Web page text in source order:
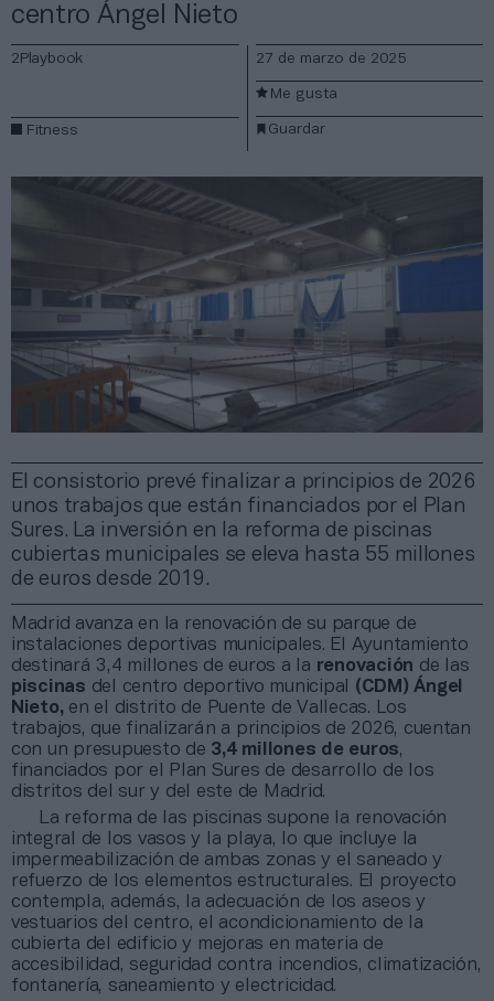
centro Ángel Nieto
El consistorio prevé finalizar a principios de 2026
unos trabajos que están financiados por el Plan
Sures. La inversión en la reforma de piscinas
cubiertas municipales se eleva hasta 55 millones
de euros desde 2019.
2Playbook
Fitness
27 de marzo de 2025
Guardar
Me gusta
Madrid avanza en la renovación de su parque de
instalaciones deportivas municipales. El Ayuntamiento
destinará 3,4 millones de euros a la renovación de las
piscinas del centro deportivo municipal
(CDM) Ángel
Nieto, en el distrito de Puente de Vallecas. Los
trabajos, que finalizarán a principios de 2026, cuentan
con un presupuesto de 3,4 millones de euros,
financiados por el Plan Sures de desarrollo de los
distritos del sur y del este de Madrid.
La reforma de las piscinas supone la renovación
integral de los vasos y la playa, lo que incluye la
impermeabilización de ambas zonas y el saneado y
refuerzo de los elementos estructurales. El proyecto
contempla, además, la adecuación de los aseos y
vestuarios del centro, el acondicionamiento de la
cubierta del edificio y mejoras en materia de
accesibilidad, seguridad contra incendios, climatización,
fontanería, saneamiento y electricidad.